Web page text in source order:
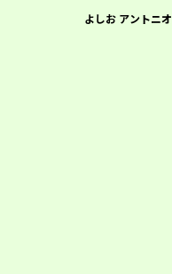
よしお アントニオ